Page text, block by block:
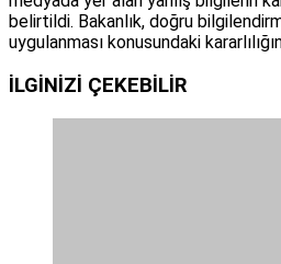
belirtildi. Bakanlık, doğru
uygulanması konusundaki
İLGİNİZİ ÇEKEBİLİR